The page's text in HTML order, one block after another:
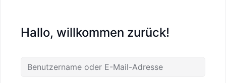
Hallo, willkommen zurück!